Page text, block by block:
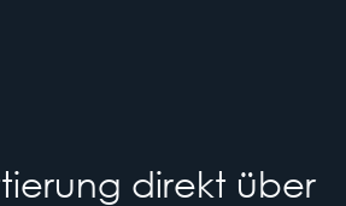
direkt über